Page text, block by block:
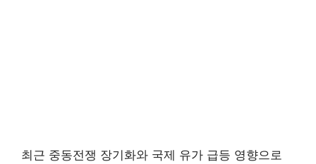
최근 중동전쟁 장기화와 국제 유가 급등 영향으로